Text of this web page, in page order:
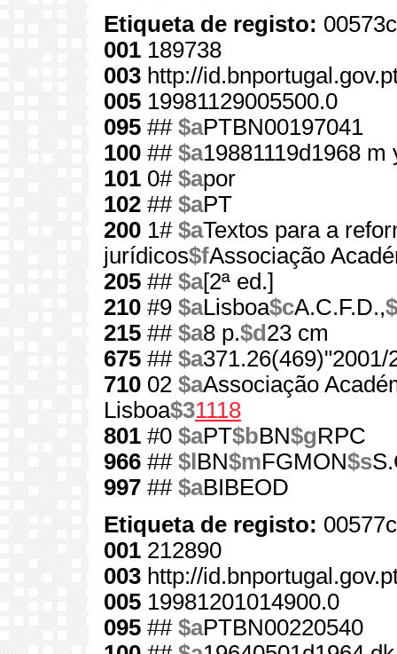
Etiqueta de registo:
001 189738
003 http://
005 19981129005500.0
095 ## $aPTBN00197041
100 ## $a19881119d1968 m
101 0# $apor
102 ## $aPT
200 1# $aTextos para a
jurídicos$fAssociação
205 ## $a[2ª ed.]
210 #9 $aLisboa$cA.C.F.D.,
215 ## $a8 p.$d 23 cm
675 ## $a371.26(469)"2001/
710 02 $aAssociação
Lisboa$31118
801 #0 $aPT$bBN$gRPC
966 ## $l BN$mFGMON$s
997 ## $aBIBEOD
Etiqueta de registo:
001 212890
003 http://
005 19981201014900.0
095 ## $aPTBN00220540